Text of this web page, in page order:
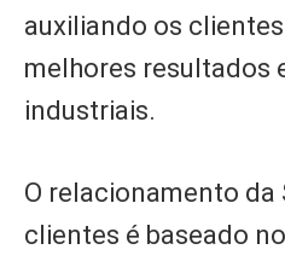
auxiliando os
melhores resultados
industriais.
O relacionamento da
clientes é baseado